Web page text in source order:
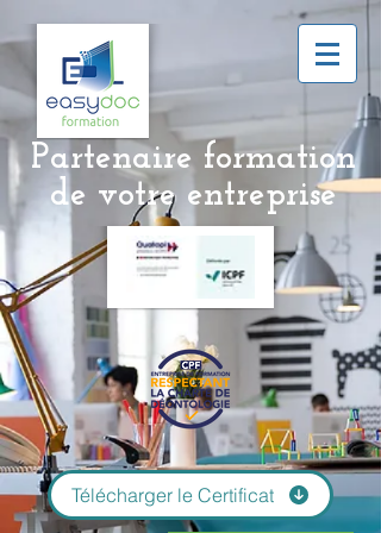
Partenaire formation
de votre entreprise
Télécharger le Certificat